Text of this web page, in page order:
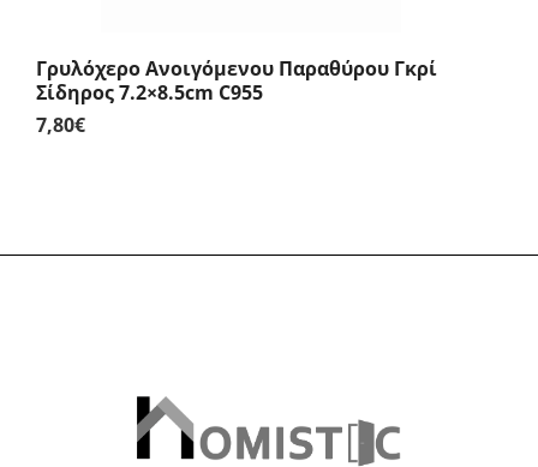
Γρυλόχερο Ανοιγόμενου Παραθύρου Γκρί
Σίδηρος 7.2×8.5cm C955
7,80€